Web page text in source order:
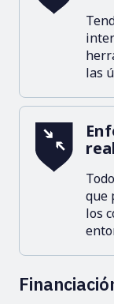
las
real
que
los